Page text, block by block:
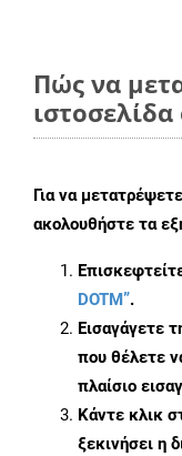
Πώς να
Για να
ακολουθήστε τα
DOTM”.
Εισαγάγετε
που θέλετε
πλαίσιο
Κάντε κλικ
ξεκινήσει η